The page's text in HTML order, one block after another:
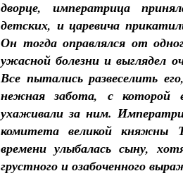
дворце, императрица
детских, и царевича
Он тогда оправлялся от
ужасной болезни и выглядел
Все пытались развеселить
нежная забота, с которой
ухаживали за ним.
комитета великой княжны
времени улыбалась сыну,
грустного и озабоченного